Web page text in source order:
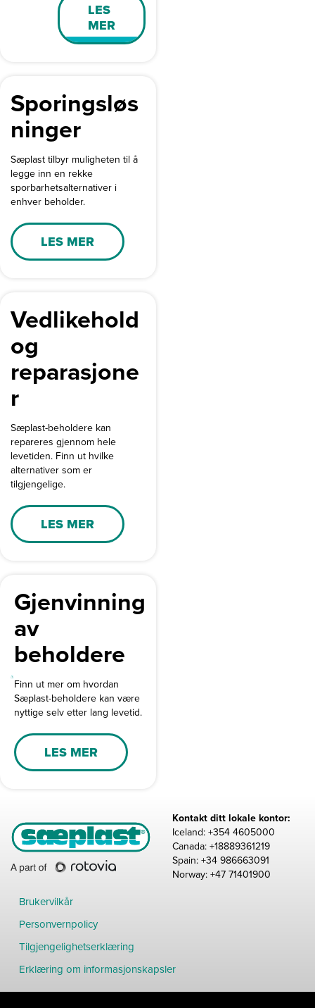
LES
MER
Sporingsløs
ninger
Sæplast tilbyr muligheten til å
legge inn en rekke
sporbarhetsalternativer i
enhver beholder.
LES MER
Vedlikehold
og
reparasjone
r
Sæplast-beholdere kan
repareres gjennom hele
levetiden. Finn ut hvilke
alternativer som er
tilgjengelige.
LES MER
Gjenvinning
av
beholdere
Finn ut mer om hvordan
Sæplast-beholdere kan være
nyttige selv etter lang levetid.
LES MER
Kontakt ditt lokale kontor:
Iceland: +354 4605000
Canada: +18889361219
Spain: +34 986663091
Norway: +47 71401900
Brukervilkår
Personvernpolicy
Tilgjengelighetserklæring
Erklæring om informasjonskapsler